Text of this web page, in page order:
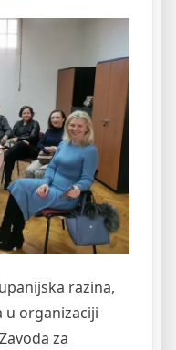
razina,
u organizaciji
za